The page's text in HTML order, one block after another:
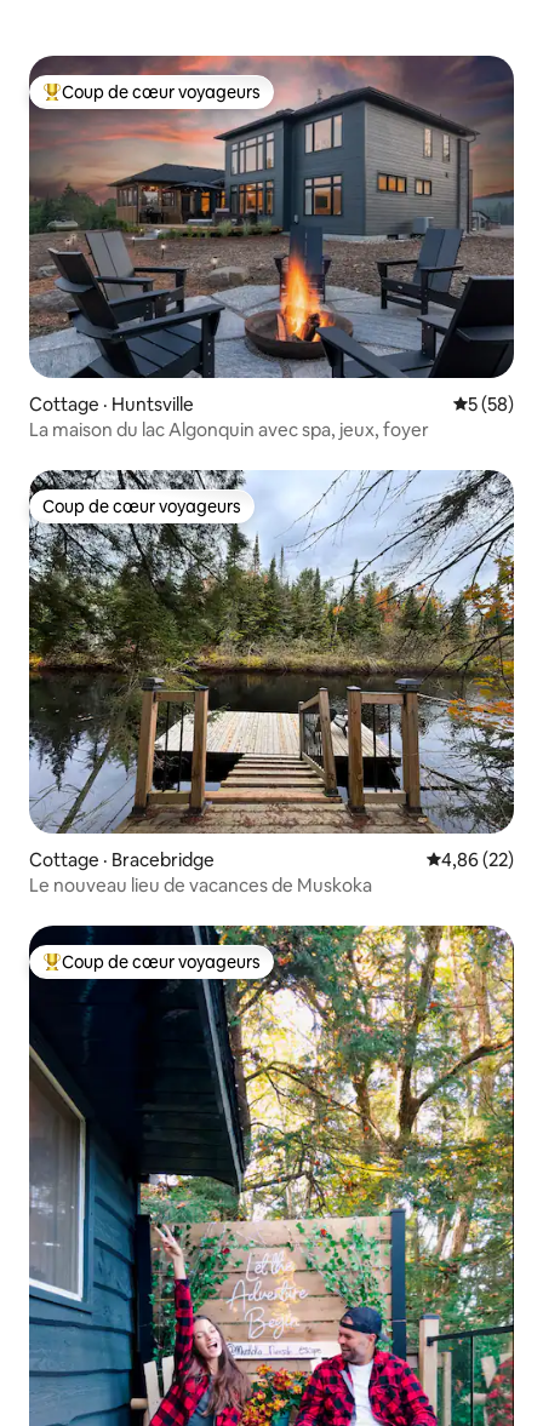
Coup de cœur voyageurs parmi les plus aimés
Coup de cœur voyageurs
Cottage · Huntsville Note
5 (58)
La maison du lac Algonquin avec spa, jeux, foyer
Coup de cœur voyageurs
Coup de cœur voyageurs
Cottage · Bracebridge Note
4,86 (22)
Le nouveau lieu de vacances de Muskoka
Coup de cœur voyageurs parmi les plus aimés
Coup de cœur voyageurs